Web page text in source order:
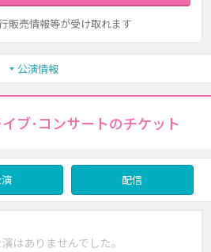
販売情報等が受け取れます
公演情報
ブ･コンサートのチケット
配信
はありませんでした。